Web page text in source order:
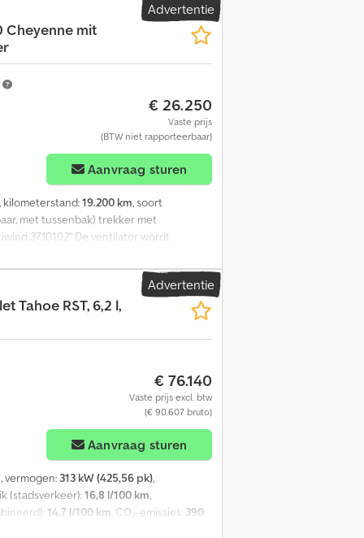
benodigd voor toelating in
contact opnemen onder vermelding
Advertentie
Cheyenne mit
€ 26.250
Vaste prijs
(BTW niet rapporteerbaar)
Aanvraag sturen
, kilometerstand:19.200 km, soort
met tussenbak) trekker met
37.101.02" De ventilator wordt
extern over een watertoevoer
of worden geduwd met een trekstang.
9.450 mm Oplegger: 5.300 mm
het hoofdvoertuigbewijs, maar de
Advertentie
Tahoe RST, 6,2 l,
€ 76.140
Vaste prijs excl. btw
(€ 90.607 bruto)
Aanvraag sturen
, vermogen: 313 kW (425,56 pk),
(stadsverkeer):16,8 l/100 km,
14,7 l/100 km, CO₂-emissies: 390